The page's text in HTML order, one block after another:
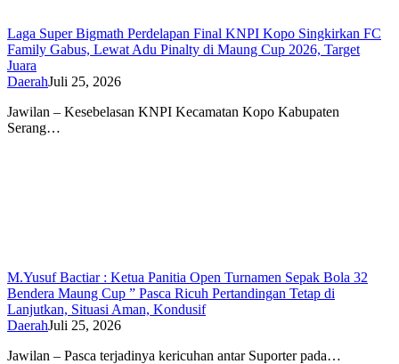
Laga Super Bigmath Perdelapan Final KNPI Kopo Singkirkan FC
Family Gabus, Lewat Adu Pinalty di Maung Cup 2026, Target
Juara
DaerahJuli 25, 2026
Jawilan – Kesebelasan KNPI Kecamatan Kopo Kabupaten
Serang…
M.Yusuf Bactiar : Ketua Panitia Open Turnamen Sepak Bola 32
Bendera Maung Cup ” Pasca Ricuh Pertandingan Tetap di
Lanjutkan, Situasi Aman, Kondusif
DaerahJuli 25, 2026
Jawilan – Pasca terjadinya kericuhan antar Suporter pada…